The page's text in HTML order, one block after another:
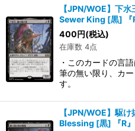
【JPN/WOE】下
Sewer King [黒]
400円(税込)
在庫数 4点
・このカードの言
筆の無い限り、カ
す。
【JPN/WOE】駆
Blessing [黒] 『R